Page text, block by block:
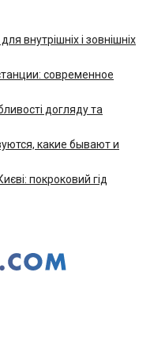
внутрішніх і зовнішніх
современное
догляду та
какие бывают и
покроковий гід